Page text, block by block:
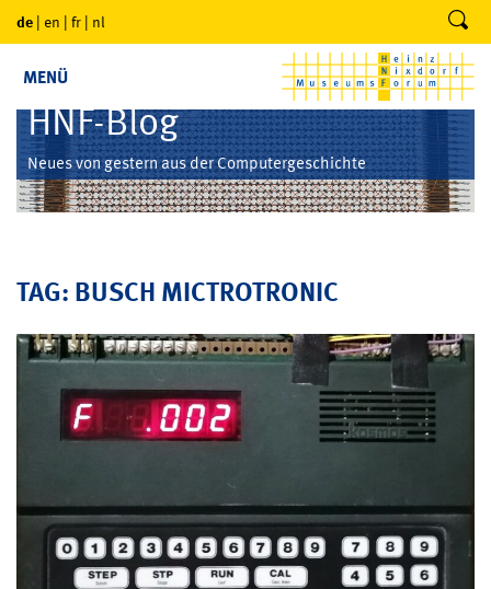
de | en | fr | nl
MENÜ
HNF-Blog
Neues von gestern aus der Computergeschichte
TAG: BUSCH MICTROTRONIC